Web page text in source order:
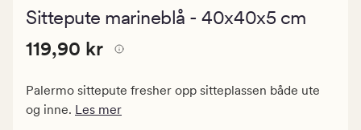
med
4.5
Sittepute marineblå - 40x40x5 cm
Pris
119,90
Vanlig
pris
Pris 119,90 kr
119,90 kr
Palermo sittepute fresher opp sitteplassen både ute
og inne. Les mer